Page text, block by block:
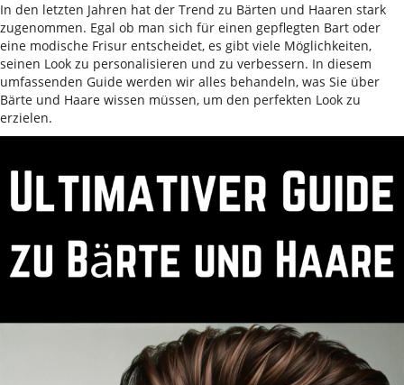
In den letzten Jahren hat der Trend zu Bärten und Haaren stark
zugenommen. Egal ob man sich für einen gepflegten Bart oder
eine modische Frisur entscheidet, es gibt viele Möglichkeiten,
seinen Look zu personalisieren und zu verbessern. In diesem
umfassenden Guide werden wir alles behandeln, was Sie über
Bärte und Haare wissen müssen, um den perfekten Look zu
erzielen.